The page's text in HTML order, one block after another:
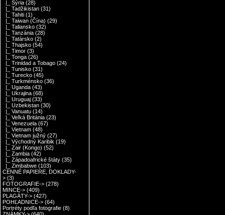
|_ Sýria (28)
|_ Tadžikistan (31)
|_ Tahiti (1)
|_ Taiwan (Čína) (29)
|_ Taliansko (32)
|_ Tanzánia (28)
|_ Tatársko (2)
|_ Thajsko (54)
|_ Timor (3)
|_ Tonga (26)
|_ Trinidad a Tobago (24)
|_ Tunisko (31)
|_ Turecko (45)
|_ Turkménsko (36)
|_ Uganda (43)
|_ Ukrajina (68)
|_ Uruguaj (33)
|_ Uzbekistan (30)
|_ Vanuatu (14)
|_ Veľká Británia (23)
|_ Venezuela (67)
|_ Vietnam (48)
|_ Vietnam južný (27)
|_ Východný Karibik (19)
|_ Zair (Kongo) (52)
|_ Zambia (42)
|_ Západoafrické štáty (35)
|_ Zimbabwe (103)
CENNÉ PAPIERE, DOKLADY-
> (3)
FOTOGRAFIE-> (278)
MINCE-> (409)
PLAGÁTY-> (427)
POHĽADNICE-> (64)
Portréty podľa fotografie (8)